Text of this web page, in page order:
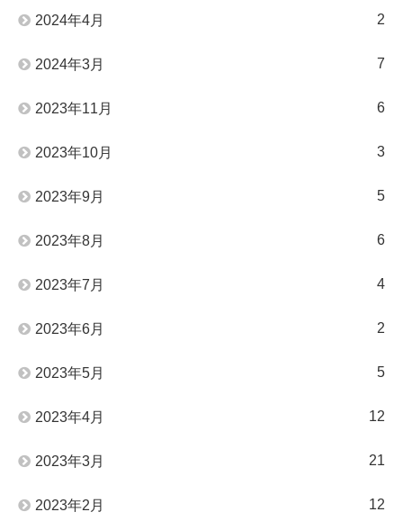
2024年4月 2
2024年3月 7
2023年11月 6
2023年10月 3
2023年9月 5
2023年8月 6
2023年7月 4
2023年6月 2
2023年5月 5
2023年4月 12
2023年3月 21
2023年2月 12